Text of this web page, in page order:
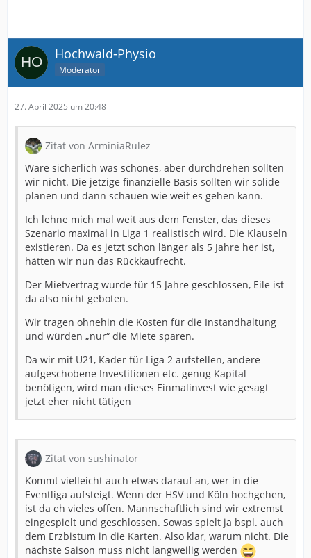
Hochwald-Physio
Moderator
27. April 2025 um 20:48
Zitat von ArminiaRulez
Wäre sicherlich was schönes, aber durchdrehen sollten
wir nicht. Die jetzige finanzielle Basis sollten wir solide
planen und dann schauen wie weit es gehen kann.
Ich lehne mich mal weit aus dem Fenster, das dieses
Szenario maximal in Liga 1 realistisch wird. Die Klauseln
existieren. Da es jetzt schon länger als 5 Jahre her ist,
hätten wir nun das Rückkaufrecht.
Der Mietvertrag wurde für 15 Jahre geschlossen, Eile ist
da also nicht geboten.
Wir tragen ohnehin die Kosten für die Instandhaltung
und würden „nur“ die Miete sparen.
Da wir mit U21, Kader für Liga 2 aufstellen, andere
aufgeschobene Investitionen etc. genug Kapital
benötigen, wird man dieses Einmalinvest wie gesagt
jetzt eher nicht tätigen
Zitat von sushinator
Kommt vielleicht auch etwas darauf an, wer in die
Eventliga aufsteigt. Wenn der HSV und Köln hochgehen,
ist da eh vieles offen. Mannschaftlich sind wir extremst
eingespielt und geschlossen. Sowas spielt ja bspl. auch
dem Erzbistum in die Karten. Also klar, warum nicht. Die
nächste Saison muss nicht langweilig werden